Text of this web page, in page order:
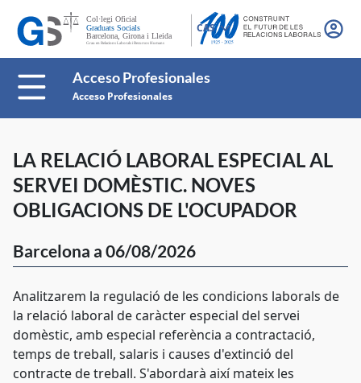
CAS
Acceso Profesionales
Acceso Profesionales
LA RELACIÓ LABORAL ESPECIAL AL
SERVEI DOMÈSTIC. NOVES
OBLIGACIONS DE L'OCUPADOR
Barcelona a 06/08/2026
Analitzarem la regulació de les condicions laborals de
la relació laboral de caràcter especial del servei
domèstic, amb especial referència a contractació,
temps de treball, salaris i causes d'extinció del
contracte de treball. S'abordarà així mateix les